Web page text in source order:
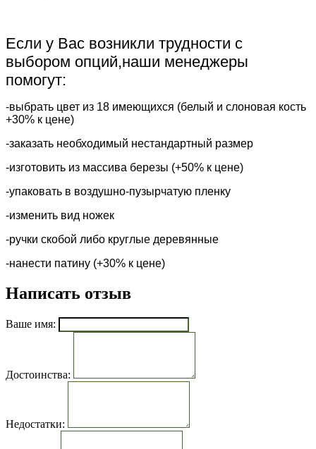
Если у Вас возникли трудности с
выбором опций,наши менеджеры
помогут:
-выбрать цвет из 18 имеющихся (белый и слоновая кость
+30% к цене)
-заказать необходимый нестандартный размер
-изготовить из массива березы (+50% к цене)
-упаковать в воздушно-пузырчатую пленку
-изменить вид ножек
-ручки скобой либо круглые деревянные
-нанести патину (+30% к цене)
Написать отзыв
Ваше имя:
Достоинства:
Недостатки: